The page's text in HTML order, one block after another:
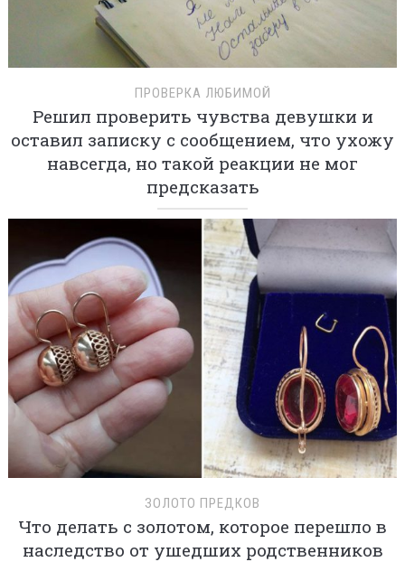
ПРОВЕРКА ЛЮБИМОЙ
Решил проверить чувства девушки и
оставил записку с сообщением, что ухожу
навсегда, но такой реакции не мог
предсказать
ЗОЛОТО ПРЕДКОВ
Что делать с золотом, которое перешло в
наследство от ушедших родственников